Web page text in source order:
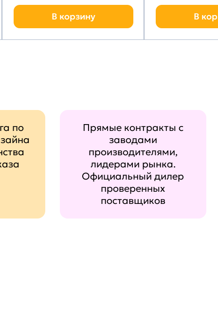
В корзину В
по
Прямые контракты с
заводами
производителями,
лидерами рынка.
Официальный дилер
проверенных
поставщиков